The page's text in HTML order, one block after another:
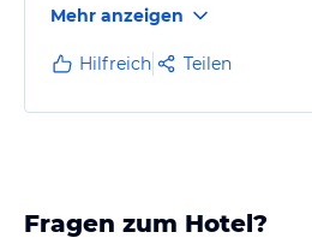
Haupthaus (2 Häuser nebenan),
Apartments ist gut.
Benutzung von Hallenbad/
einen Brötchenservice.
Lokale, z.B. neben dem Rookhus
Mehr anzeigen
Hilfreich Teilen
Fragen zum Hotel?